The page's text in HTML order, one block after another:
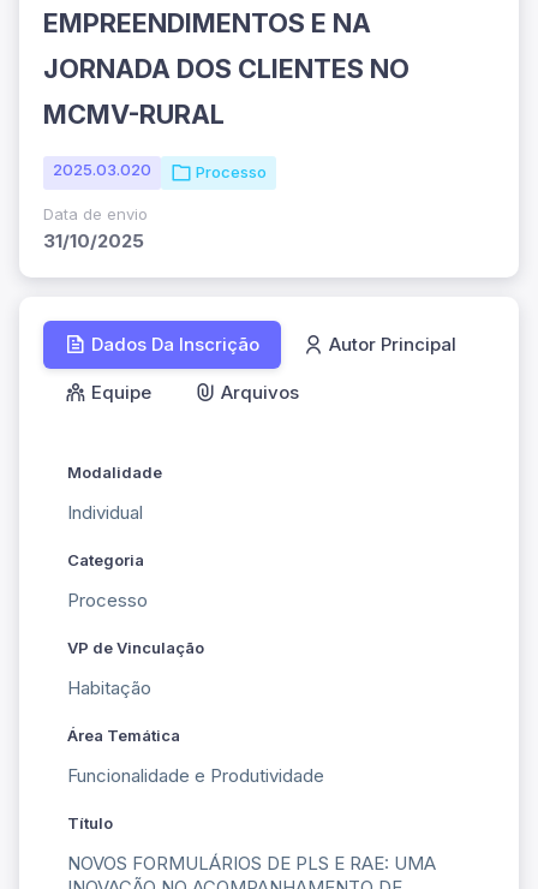
EMPREENDIMENTOS E NA
JORNADA DOS CLIENTES NO
MCMV-RURAL
2025.03.020 Processo
Data de envio
31/10/2025
Dados Da Inscrição Autor Principal
Equipe Arquivos
Modalidade
Individual
Categoria
Processo
VP de Vinculação
Habitação
Área Temática
Funcionalidade e Produtividade
Título
NOVOS FORMULÁRIOS DE PLS E RAE: UMA